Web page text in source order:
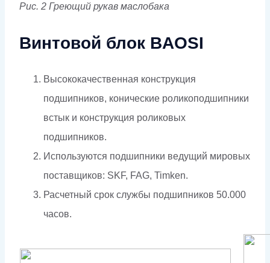
Рис. 2 Греющий рукав маслобака
Винтовой блок BAOSI
Высококачественная конструкция
подшипников, конические роликоподшипники
встык и конструкция роликовых
подшипников.
Используются подшипники ведущий мировых
поставщиков: SKF, FAG, Timken.
Расчетный срок службы подшипников 50.000
часов.